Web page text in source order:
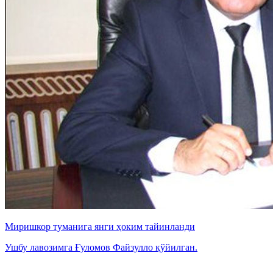
Миришкор туманига янги ҳоким тайинланди
Ушбу лавозимга Ғуломов Файзулло қўйилган.